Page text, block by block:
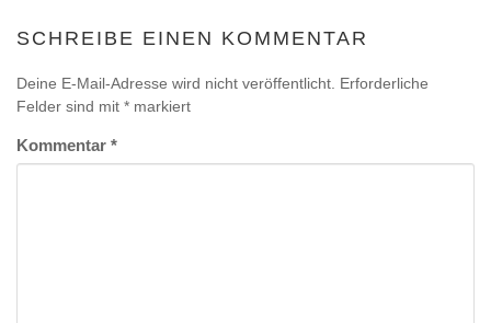
SCHREIBE EINEN KOMMENTAR
Deine E-Mail-Adresse wird nicht veröffentlicht. Erforderliche
Felder sind mit * markiert
Kommentar *